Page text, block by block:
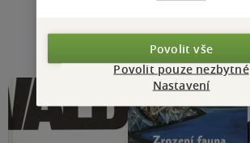
Povolit vše
Povolit pouze nezbytné
Nastavení